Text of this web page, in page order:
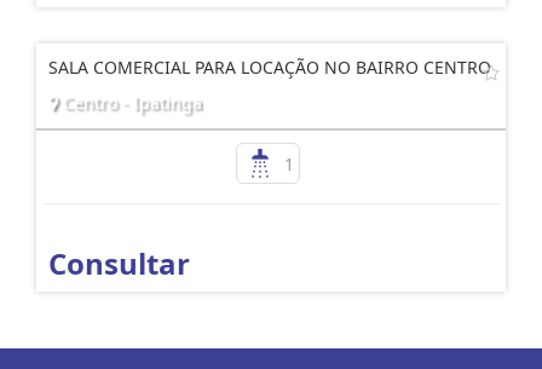
SALA COMERCIAL PARA LOCAÇÃO NO BAIRRO CENTRO
Centro - Ipatinga
1
Consultar